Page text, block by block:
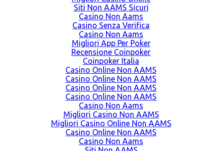
Siti Non AAMS Sicuri
Casino Non Aams
Casino Senza Verifica
Casino Non Aams
Migliori App Per Poker
Recensione Coinpoker
Coinpoker Italia
Casino Online Non AAMS
Casino Online Non AAMS
Casino Online Non AAMS
Casino Online Non AAMS
Casino Non Aams
Migliori Casino Non AAMS
Migliori Casino Online Non AAMS
Casino Online Non AAMS
Casino Non Aams